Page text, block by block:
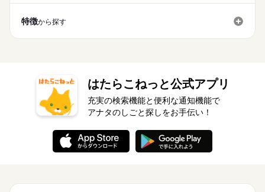
特徴から探す
はたらこねっと公式アプリ
充実の検索機能と便利な通知機能で
アナタのしごと探しをお手伝い！